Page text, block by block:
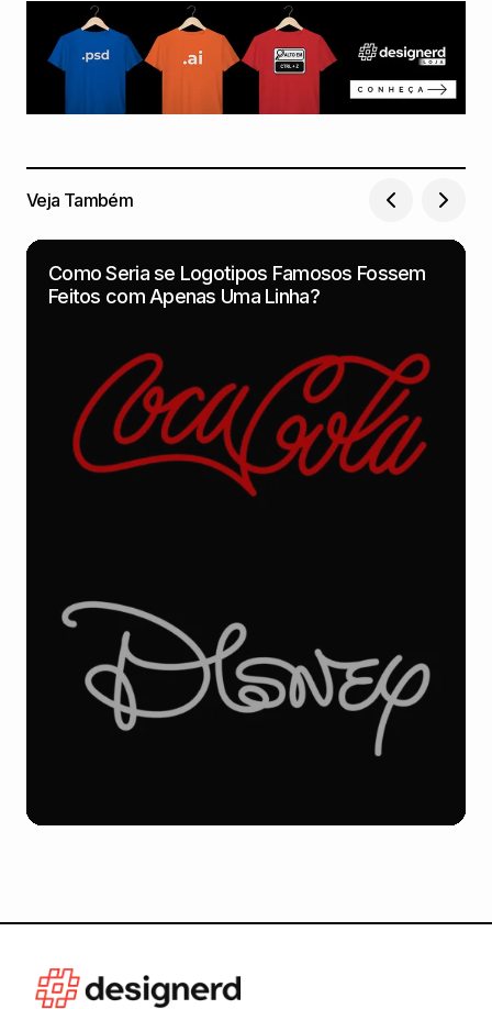
Veja Também
Como Seria se Logotipos Famosos Fossem
Feitos com Apenas Uma Linha?